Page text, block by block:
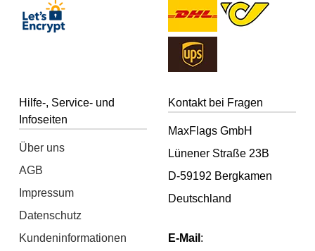
Hilfe-, Service- und
Infoseiten
Über uns
AGB
Impressum
Datenschutz
Kundeninformationen
Kontakt bei Fragen
MaxFlags GmbH
Lünener Straße 23B
D-59192 Bergkamen
Deutschland
E-Mail :